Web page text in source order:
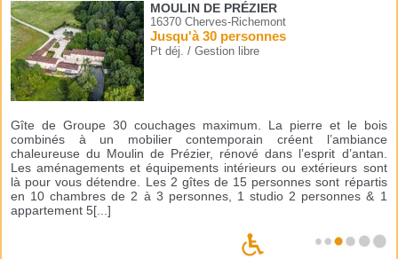
MOULIN DE PRÉZIER
16370 Cherves-Richemont
Jusqu'à 30 personnes
Pt déj. / Gestion libre
Gîte de Groupe 30 couchages maximum. La pierre et le bois
combinés à un mobilier contemporain créent l’ambiance
chaleureuse du Moulin de Prézier, rénové dans l’esprit d’antan.
Les aménagements et équipements intérieurs ou extérieurs sont
là pour vous détendre. Les 2 gîtes de 15 personnes sont répartis
en 10 chambres de 2 à 3 personnes, 1 studio 2 personnes & 1
appartement 5[...]